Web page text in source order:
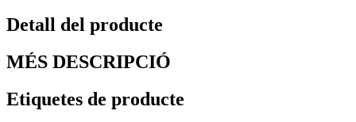
Detall del producte
MÉS DESCRIPCIÓ
Etiquetes de producte